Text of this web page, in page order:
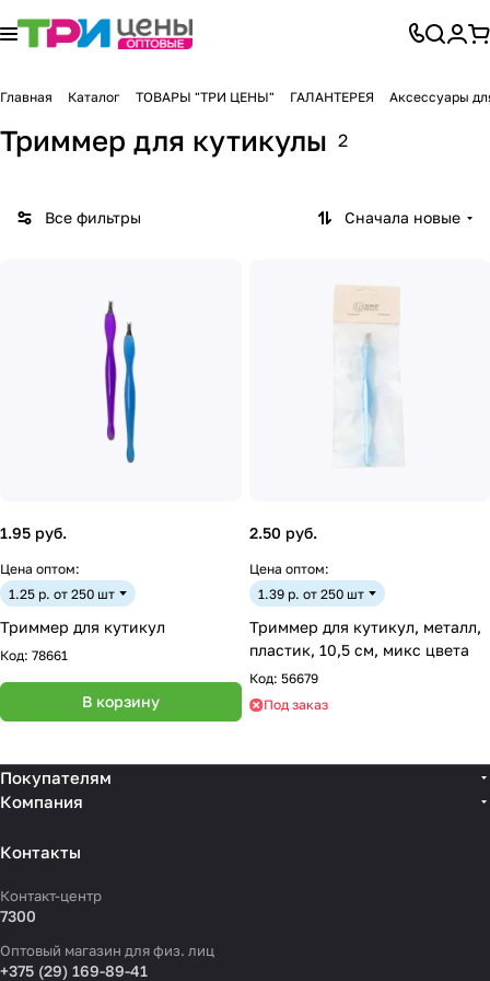
Главная Каталог ТОВАРЫ "ТРИ ЦЕНЫ" ГАЛАНТЕРЕЯ Аксессуары
Триммер для кутикулы 2
Все фильтры Сначала новые
1.95 руб.
Цена оптом:
1.25 р. от 250 шт
Триммер для кутикул
Код: 78661
В корзину
2.50 руб.
Цена оптом:
1.39 р. от 250 шт
Триммер для кутикул, металл,
пластик, 10,5 см, микс цвета
Код: 56679
Под заказ
Покупателям
Компания
Контакты
Контакт-центр
7300
Оптовый магазин для физ. лиц
+375 (29) 169-89-41